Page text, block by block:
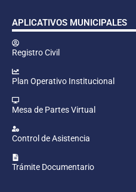
APLICATIVOS MUNICIPALES
Registro Civil
Plan Operativo Institucional
Mesa de Partes Virtual
Control de Asistencia
Trámite Documentario